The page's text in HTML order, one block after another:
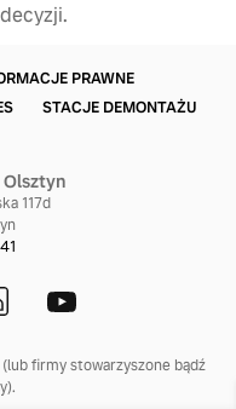
PRAWNE
STACJE DEMONTAŻU
117d
firmy stowarzyszone bądź